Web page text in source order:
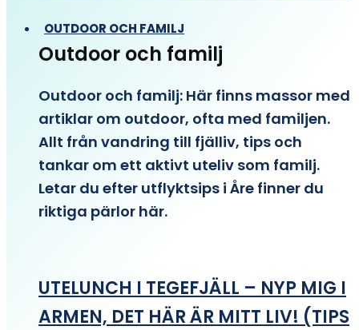
OUTDOOR OCH FAMILJ
Outdoor och familj
Outdoor och familj: Här finns massor med
artiklar om outdoor, ofta med familjen.
Allt från vandring till fjälliv, tips och
tankar om ett aktivt uteliv som familj.
Letar du efter utflyktsips i Åre finner du
riktiga pärlor här.
UTELUNCH I TEGEFJÄLL – NYP MIG I
ARMEN, DET HÄR ÄR MITT LIV! (TIPS